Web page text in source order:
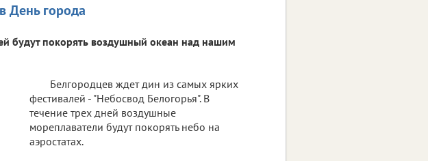
День города
будут покорять воздушный океан над нашим
Белгородцев ждет дин из самых ярких
фестивалей - "Небосвод Белогорья". В
течение трех дней воздушные
мореплаватели будут покорять небо на
аэростатах.